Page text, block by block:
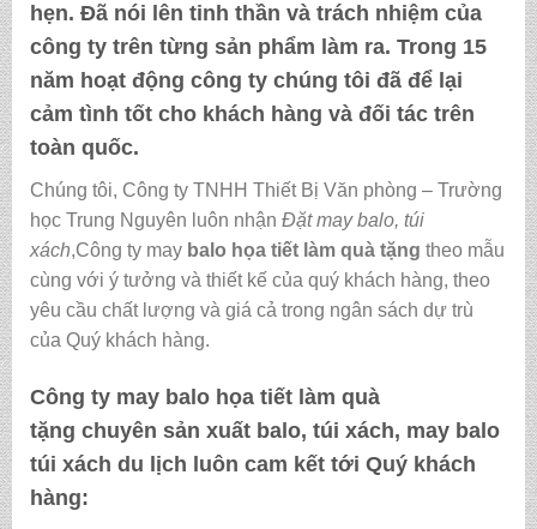
hẹn. Đã nói lên tinh thần và trách nhiệm của
công ty trên từng sản phẩm làm ra. Trong 15
năm hoạt động công ty chúng tôi đã để lại
cảm tình tốt cho khách hàng và đối tác trên
toàn quốc.
Chúng tôi, Công ty TNHH Thiết Bị Văn phòng – Trường
học Trung Nguyên luôn nhận Đặt may balo, túi
xách,Công ty may balo họa tiết làm quà tặng theo mẫu
cùng với ý tưởng và thiết kế của quý khách hàng, theo
yêu cầu chất lượng và giá cả trong ngân sách dự trù
của Quý khách hàng.
Công ty may balo họa tiết làm quà
tặng chuyên sản xuất balo, túi xách, may balo
túi xách du lịch luôn cam kết tới Quý khách
hàng: